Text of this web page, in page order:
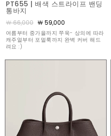
PT655 | 배색 스트라이프 밴딩
통바지
￦ 66,000 ￦ 59,000
여름부터 중가을까지 쭈욱- 상의에 따라
캐주얼부터 포멀룩까지 완벽 커버 해드
려요 :)